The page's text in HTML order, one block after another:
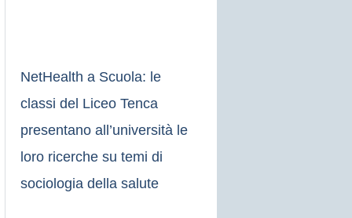
NetHealth a Scuola: le
classi del Liceo Tenca
presentano all’università le
loro ricerche su temi di
sociologia della salute